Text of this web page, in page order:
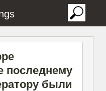
последнему
были